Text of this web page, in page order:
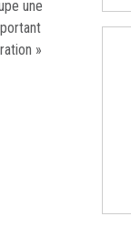
une
»